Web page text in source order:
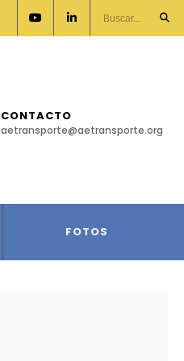
CONTACTO
aetransporte@aetransporte.org
FOTOS